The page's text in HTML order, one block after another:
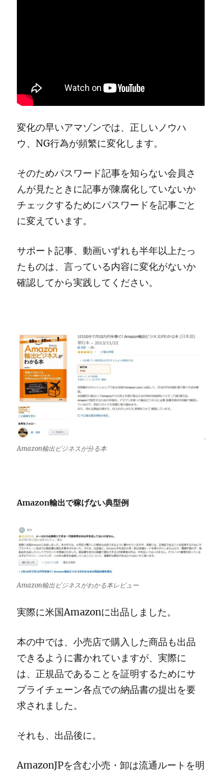
変化の早いアマゾンでは、正しいノウハ
ウ、NG行為が頻繁に変化します。
そのためパスワード記事を知らない会員さ
んが見たときに記事が陳腐化していないか
チェックするためにパスワードを記事ごと
に変えています。
サポート記事、動画いずれも半年以上たっ
たものは、言っている内容に変化がないか
確認してから実践してください。
Amazon輸出ビジネスが分る本
Amazon輸出で稼げない典型例
Amazon輸出ビジネスがわかる本レビュー
実際に米国Amazonに出品しました。
本の中では、小売店で購入した商品も出品
できるように書かれていますが、実際に
は、正規品であることを証明するためにサ
プライチェーン各点での納品書の提出を要
求されました。
それも、出品後に。
AmazonJPを含む小売・卸は流通ルートを明